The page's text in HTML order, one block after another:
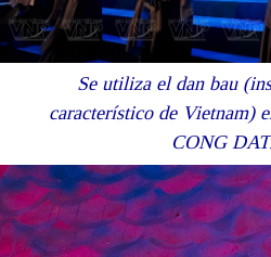
Se utiliza el dan bau
característico de Vietnam)
CONG